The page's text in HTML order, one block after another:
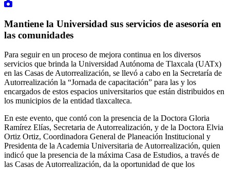
Mantiene la Universidad sus servicios de asesoría en
las comunidades
Para seguir en un proceso de mejora continua en los diversos
servicios que brinda la Universidad Autónoma de Tlaxcala (UATx)
en las Casas de Autorrealización, se llevó a cabo en la Secretaría de
Autorrealización la “Jornada de capacitación” para las y los
encargados de estos espacios universitarios que están distribuidos en
los municipios de la entidad tlaxcalteca.
En este evento, que contó con la presencia de la Doctora Gloria
Ramírez Elías, Secretaria de Autorrealización, y de la Doctora Elvia
Ortiz Ortiz, Coordinadora General de Planeación Institucional y
Presidenta de la Academia Universitaria de Autorrealización, quien
indicó que la presencia de la máxima Casa de Estudios, a través de
las Casas de Autorrealización, da la oportunidad de que los